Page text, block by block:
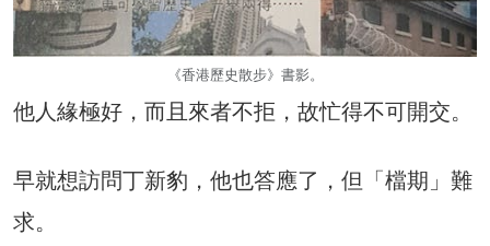
《香港歷史散步》書影。
他人緣極好，而且來者不拒，故忙得不可開交。
早就想訪問丁新豹，他也答應了，但「檔期」難
求。